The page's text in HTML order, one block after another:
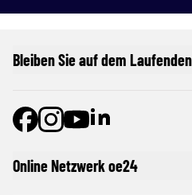
Online Netzwerk oe24
Bleiben Sie auf dem Laufenden